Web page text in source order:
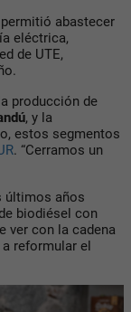
abastecer
eléctrica,
de UTE,
producción de
, y la
estos segmentos
. “Cerramos un
últimos años
biodiésel con
ver con la cadena
reformular el